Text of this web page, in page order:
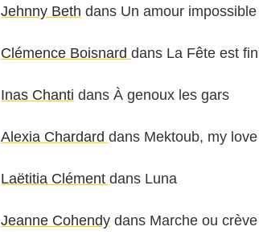
Jehnny Beth dans Un amour impossible
Clémence Boisnard dans La Fête est
Inas Chanti dans À genoux les gars
Alexia Chardard dans Mektoub, my
Laëtitia Clément dans Luna
Jeanne Cohendy dans Marche ou crève